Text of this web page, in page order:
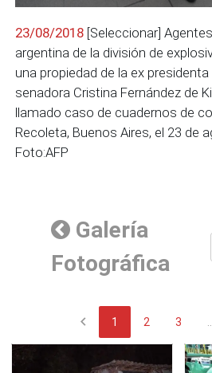
23/08/2018 [Seleccionar]
argentina de la división de
una propiedad de la ex
senadora Cristina Fernández de
llamado caso de cuadernos de
Recoleta, Buenos Aires, el 23 de
Foto:AFP
Galería
Fotográfica
chevron_left 1 2 3